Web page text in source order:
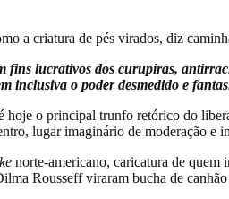
a criatura de pés virados, diz
lucrativos dos curupiras,
inclusiva o poder desmedido e
o principal trunfo retórico do
lugar imaginário de moderação e
norte-americano, caricatura de quem
Rousseff viraram bucha de